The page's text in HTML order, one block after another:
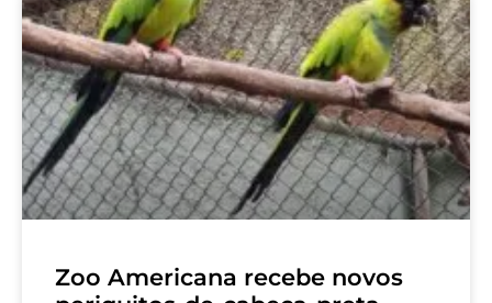
Zoo Americana recebe novos